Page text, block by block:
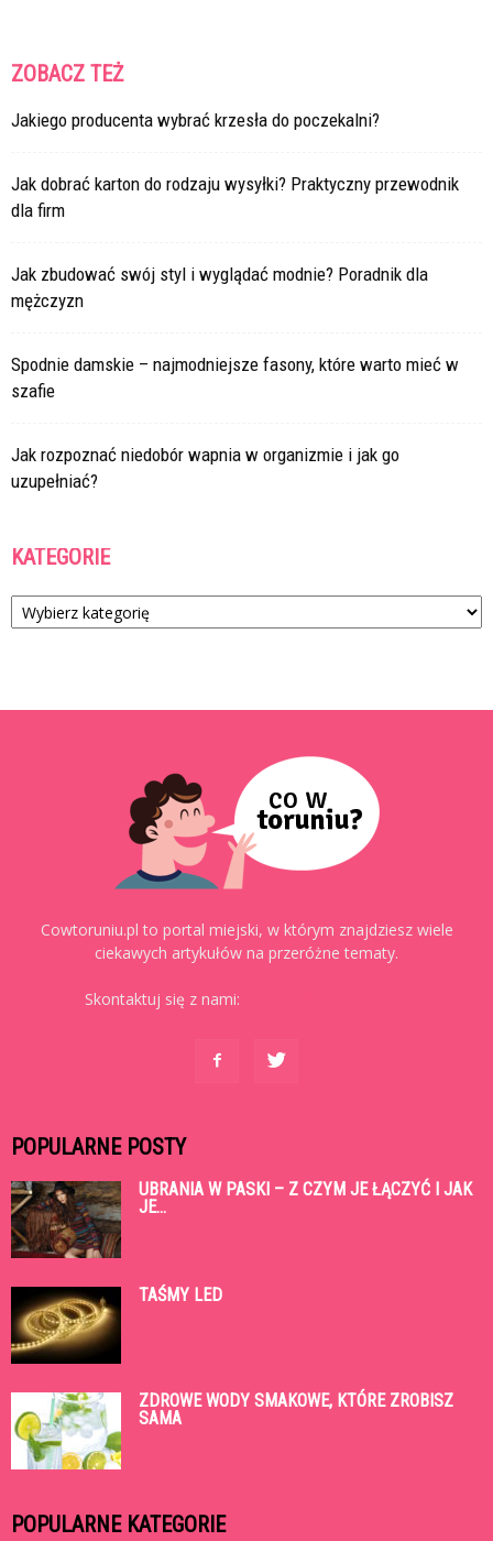
ZOBACZ TEŻ
Jakiego producenta wybrać krzesła do poczekalni?
Jak dobrać karton do rodzaju wysyłki? Praktyczny przewodnik
dla firm
Jak zbudować swój styl i wyglądać modnie? Poradnik dla
mężczyzn
Spodnie damskie – najmodniejsze fasony, które warto mieć w
szafie
Jak rozpoznać niedobór wapnia w organizmie i jak go
uzupełniać?
KATEGORIE
Kategorie
Cowtoruniu.pl to portal miejski, w którym znajdziesz wiele
ciekawych artykułów na przeróżne tematy.
Skontaktuj się z nami:
POPULARNE POSTY
UBRANIA W PASKI – Z CZYM JE ŁĄCZYĆ I JAK
JE...
TAŚMY LED
ZDROWE WODY SMAKOWE, KTÓRE ZROBISZ
SAMA
POPULARNE KATEGORIE